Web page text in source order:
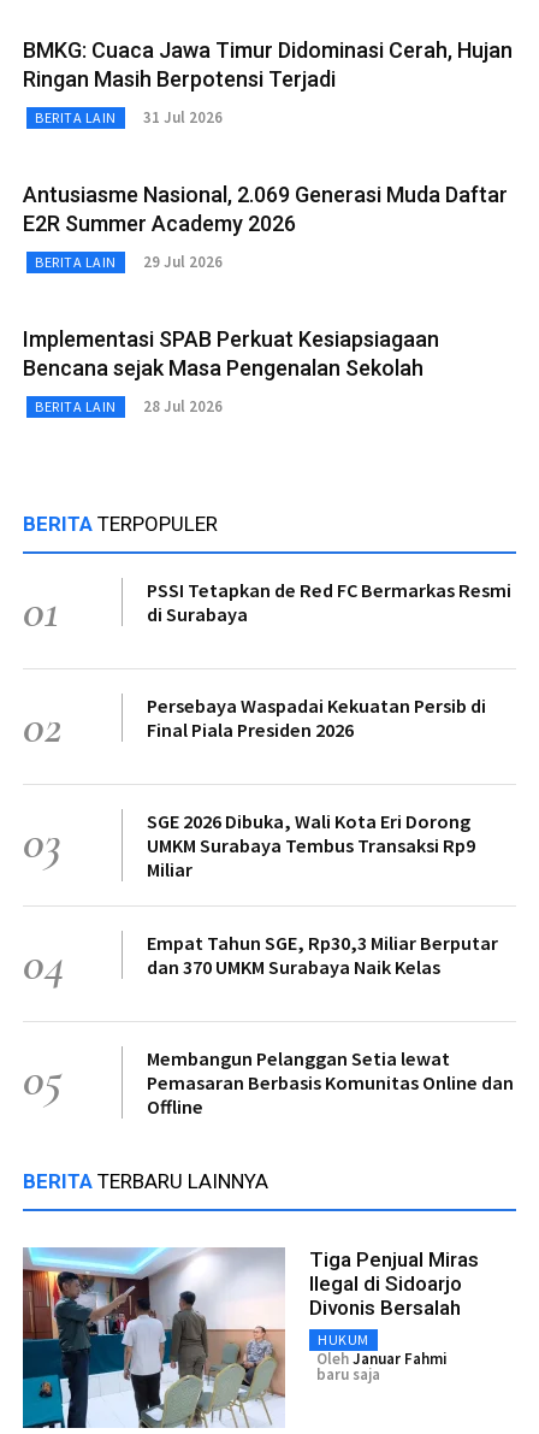
BMKG: Cuaca Jawa Timur Didominasi Cerah, Hujan
Ringan Masih Berpotensi Terjadi
BERITA LAIN 31 Jul 2026
Antusiasme Nasional, 2.069 Generasi Muda Daftar
E2R Summer Academy 2026
BERITA LAIN 29 Jul 2026
Implementasi SPAB Perkuat Kesiapsiagaan
Bencana sejak Masa Pengenalan Sekolah
BERITA LAIN 28 Jul 2026
BERITA TERPOPULER
01
PSSI Tetapkan de Red FC Bermarkas Resmi
di Surabaya
02
Persebaya Waspadai Kekuatan Persib di
Final Piala Presiden 2026
03
SGE 2026 Dibuka, Wali Kota Eri Dorong
UMKM Surabaya Tembus Transaksi Rp9
Miliar
04
Empat Tahun SGE, Rp30,3 Miliar Berputar
dan 370 UMKM Surabaya Naik Kelas
05
Membangun Pelanggan Setia lewat
Pemasaran Berbasis Komunitas Online dan
Offline
BERITA TERBARU LAINNYA
Tiga Penjual Miras
Ilegal di Sidoarjo
Divonis Bersalah
HUKUM
OlehJanuar Fahmi
baru saja